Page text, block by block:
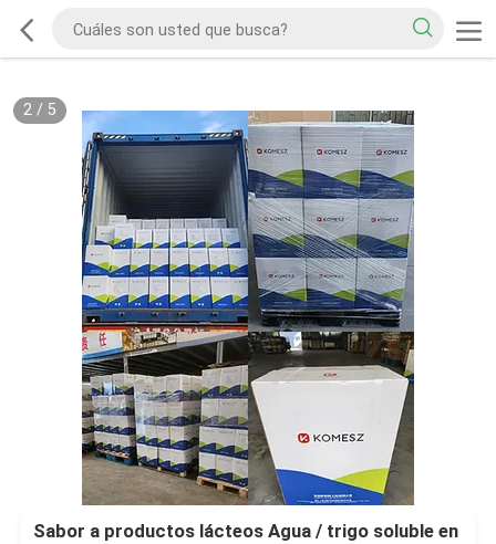
2/ 5
Sabor a productos lácteos Agua / trigo soluble en